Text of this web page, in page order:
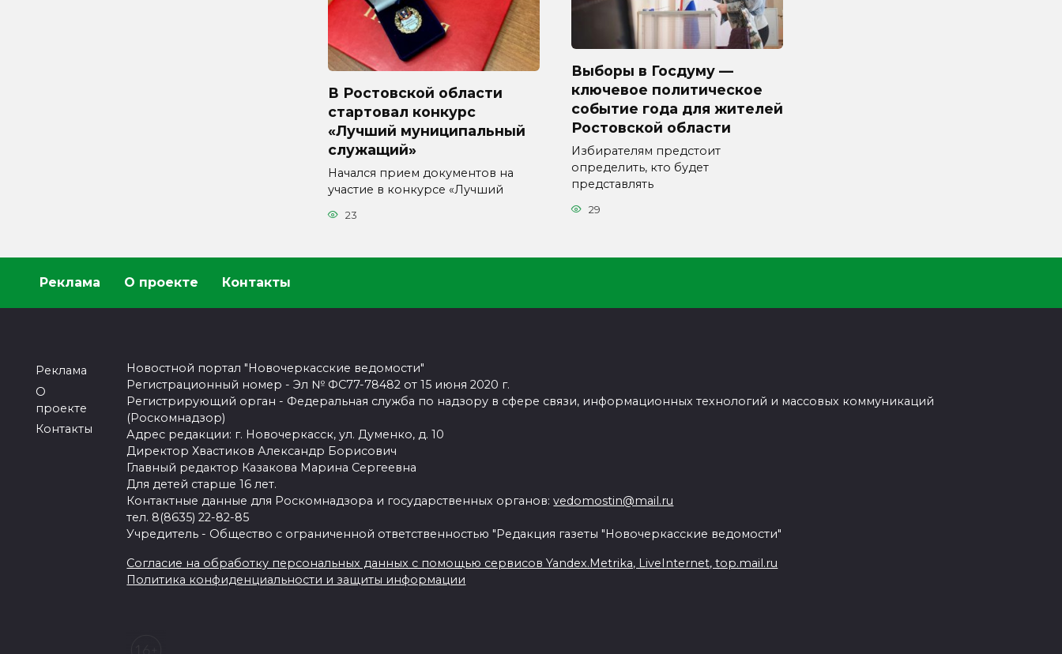
В Ростовской области
стартовал конкурс
«Лучший муниципальный
служащий»
Начался прием документов на
участие в конкурсе «Лучший
23
Выборы в Госдуму —
ключевое политическое
событие года для жителей
Ростовской области
Избирателям предстоит
определить, кто будет
представлять
29
Реклама О проекте Контакты
Реклама
О
проекте
Контакты
Новостной портал "Новочеркасские ведомости"
Регистрационный номер - Эл № ФС77-78482 от 15 июня 2020 г.
Регистрирующий орган - Федеральная служба по надзору в сфере связи, информационных технологий и массовых коммуникаций
(Роскомнадзор)
Адрес редакции: г. Новочеркасск, ул. Думенко, д. 10
Директор Хвастиков Александр Борисович
Главный редактор Казакова Марина Сергеевна
Для детей старше 16 лет.
Контактные данные для Роскомнадзора и государственных органов:vedomostin@mail.ru
тел. 8(8635) 22-82-85
Учредитель - Общество с ограниченной ответственностью "Редакция газеты "Новочеркасские ведомости"
Согласие на обработку персональных данных с помощью сервисов Yandex.Metrika, LiveInternet, top.mail.ru
Политика конфиденциальности и защиты информации